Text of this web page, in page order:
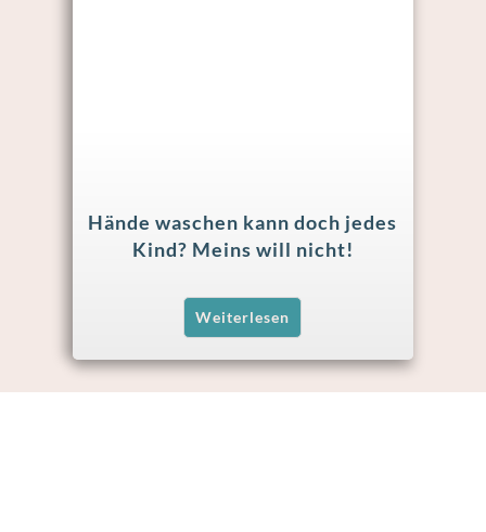
Hände waschen kann doch jedes
Kind? Meins will nicht!
Weiterlesen